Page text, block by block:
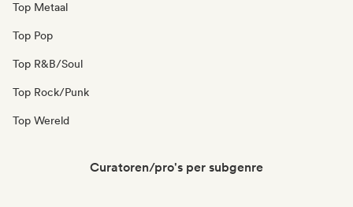
Top Metaal
Top Pop
Top R&B/Soul
Top Rock/Punk
Top Wereld
Curatoren/pro's per subgenre